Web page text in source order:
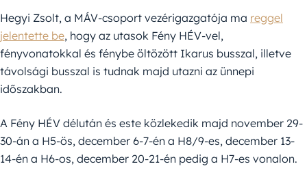
Hegyi Zsolt, a MÁV-csoport vezérigazgatója ma reggel
jelentette be, hogy az utasok Fény HÉV-vel,
fényvonatokkal és fénybe öltözött Ikarus busszal, illetve
távolsági busszal is tudnak majd utazni az ünnepi
időszakban.
A Fény HÉV délután és este közlekedik majd november 29-
30-án a H5-ös, december 6-7-én a H8/9-es, december 13-
14-én a H6-os, december 20-21-én pedig a H7-es vonalon.